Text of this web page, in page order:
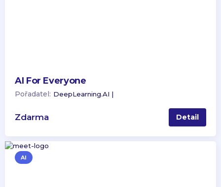
AI For Everyone
Pořadatel: DeepLearning.AI |
Zdarma Detail
AI